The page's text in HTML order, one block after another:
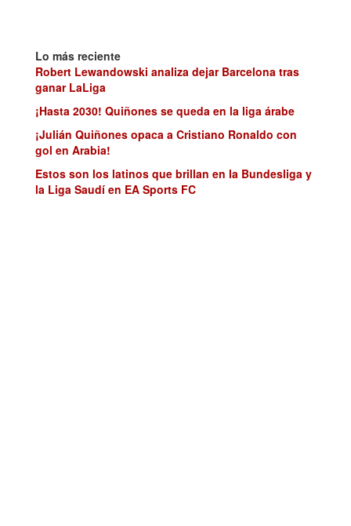
Lo más reciente
Robert Lewandowski analiza dejar Barcelona tras
ganar LaLiga
¡Hasta 2030! Quiñones se queda en la liga árabe
¡Julián Quiñones opaca a Cristiano Ronaldo con
gol en Arabia!
Estos son los latinos que brillan en la Bundesliga y
la Liga Saudí en EA Sports FC